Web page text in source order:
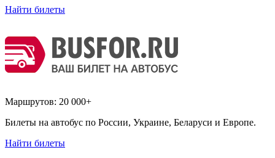
Найти билеты
Маршрутов: 20 000+
Билеты на автобус по России, Украине, Беларуси и Европе.
Найти билеты